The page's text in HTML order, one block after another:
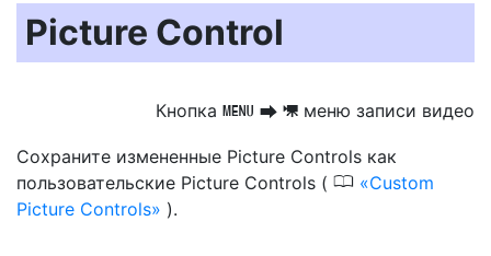
Picture Control
Кнопка G U 1 меню записи видео
Сохраните измененные Picture Controls как
пользовательские Picture Controls ( 0
Custom
Picture Controls
).